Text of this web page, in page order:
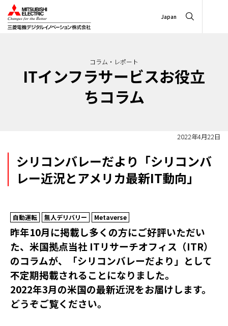
Japan
コラム・レポート
ITインフラサービスお役立
ちコラム
2022年4月22日
シリコンバレーだより「シリコンバ
レー近況とアメリカ最新IT動向」
自動運転 無人デリバリー Metaverse
昨年10月に掲載し多くの方にご好評いただい
た、米国拠点当社 ITリサーチオフィス（ITR）
のコラムが、「シリコンバレーだより」として
不定期掲載されることになりました。
2022年3月の米国の最新近況をお届けします。
どうぞご覧ください。